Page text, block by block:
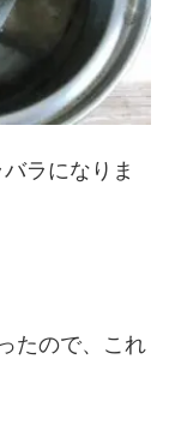
ラになりま
たので、これ